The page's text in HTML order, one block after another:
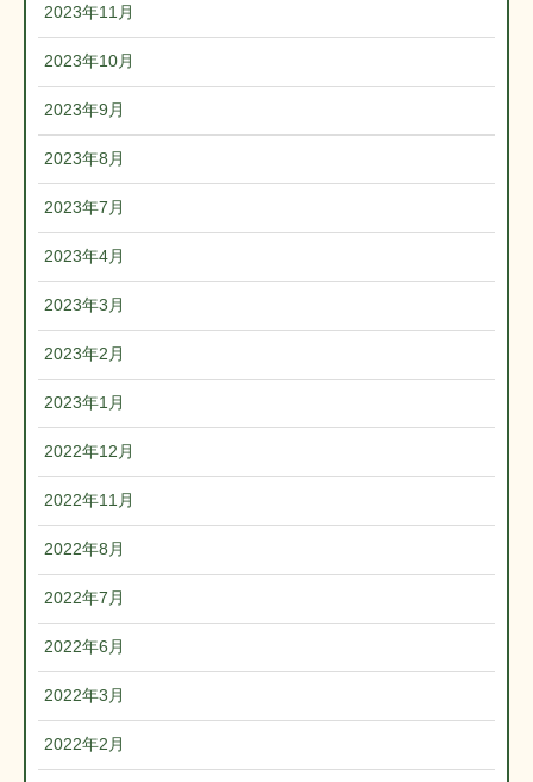
2023年11月
2023年10月
2023年9月
2023年8月
2023年7月
2023年4月
2023年3月
2023年2月
2023年1月
2022年12月
2022年11月
2022年8月
2022年7月
2022年6月
2022年3月
2022年2月